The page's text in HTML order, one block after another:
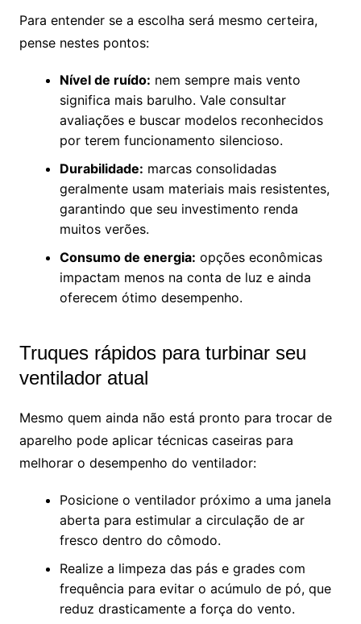
Para entender se a escolha será mesmo certeira,
pense nestes pontos:
Nível de ruído: nem sempre mais vento
significa mais barulho. Vale consultar
avaliações e buscar modelos reconhecidos
por terem funcionamento silencioso.
Durabilidade: marcas consolidadas
geralmente usam materiais mais resistentes,
garantindo que seu investimento renda
muitos verões.
Consumo de energia: opções econômicas
impactam menos na conta de luz e ainda
oferecem ótimo desempenho.
Truques rápidos para turbinar seu
ventilador atual
Mesmo quem ainda não está pronto para trocar de
aparelho pode aplicar técnicas caseiras para
melhorar o desempenho do ventilador:
Posicione o ventilador próximo a uma janela
aberta para estimular a circulação de ar
fresco dentro do cômodo.
Realize a limpeza das pás e grades com
frequência para evitar o acúmulo de pó, que
reduz drasticamente a força do vento.